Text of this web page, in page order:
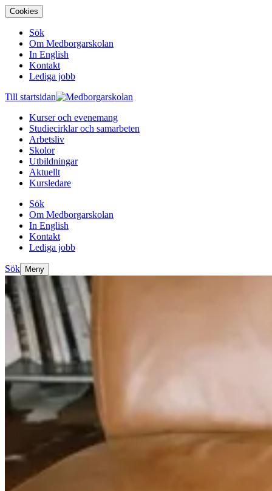
Cookies
Sök
Om Medborgarskolan
In English
Kontakt
Lediga jobb
Till startsidan
Kurser och evenemang
Studiecirklar och samarbeten
Arbetsliv
Skolor
Utbildningar
Aktuellt
Kursledare
Sök
Om Medborgarskolan
In English
Kontakt
Lediga jobb
Sök Meny